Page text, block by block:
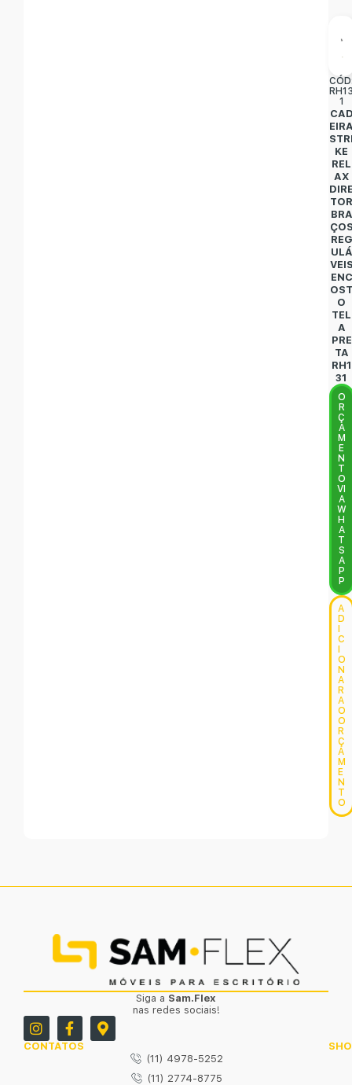
1
KE
REL
AX
BRA
REG
ULÁ
ENC
O
TEL
A
PRE
TA
RH1
31
O
R
Ç
A
M
E
N
T
O
VI
A
W
H
A
T
S
A
P
P
A
D
C
O
N
A
R
A
O
O
R
Ç
A
M
E
N
T
O
Siga a Sam.Flex
nas redes sociais!
CONTATOS
(11) 4978-5252
(11) 2774-8775